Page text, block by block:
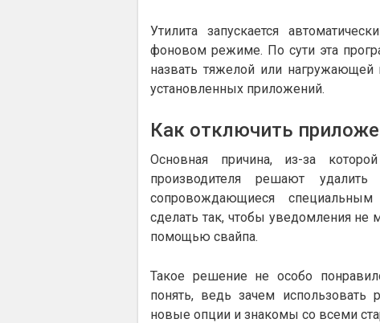
Утилита запускается
фоновом режиме. По сути эта
назвать тяжелой или
установленных приложений.
Как отключить
Основная причина, из-за
производителя решают
сопровождающиеся
сделать так, чтобы уведомления не
помощью свайпа.
Такое решение не особо
понять, ведь зачем использовать
новые опции и знакомы со всеми